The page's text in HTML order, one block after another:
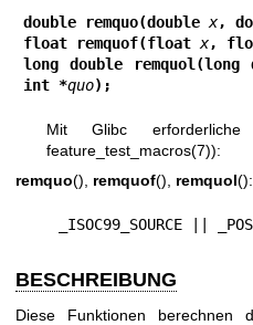
double remquo(double x,
float remquof(float x,
long double remquol(long
int *quo);
Mit Glibc erforderliche
feature_test_macros(7)):
remquo(), remquof(), remquol():
_ISOC99_SOURCE ||
BESCHREIBUNG
Diese Funktionen